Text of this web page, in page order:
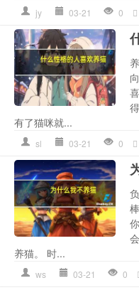
jy 03-21 0
有了猫咪就...
sl 03-21 0
养猫。 时...
ws 03-21 0